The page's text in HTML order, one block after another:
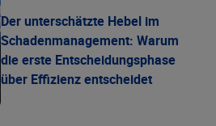
Der unterschätzte Hebel im
Schadenmanagement: Warum
die erste Entscheidungsphase
über Effizienz entscheidet